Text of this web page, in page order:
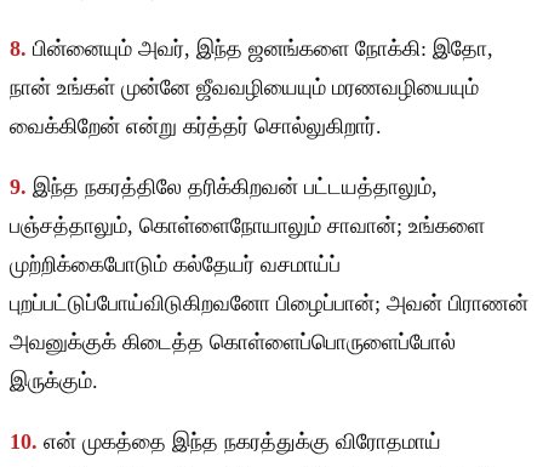
8. பின்னையும் அவர், இந்த ஜனங்களை நோக்கி: இதோ,
நான் உங்கள் முன்னே ஜீவவழியையும் மரணவழியையும்
வைக்கிறேன் என்று கர்த்தர் சொல்லுகிறார்.
9. இந்த நகரத்திலே தரிக்கிறவன் பட்டயத்தாலும்,
பஞ்சத்தாலும், கொள்ளைநோயாலும் சாவான்; உங்களை
முற்றிக்கைபோடும் கல்தேயர் வசமாய்ப்
புறப்பட்டுப்போய்விடுகிறவனோ பிழைப்பான்; அவன் பிராணன்
அவனுக்குக் கிடைத்த கொள்ளைப்பொருளைப்போல்
இருக்கும்.
10. என் முகத்தை இந்த நகரத்துக்கு விரோதமாய்